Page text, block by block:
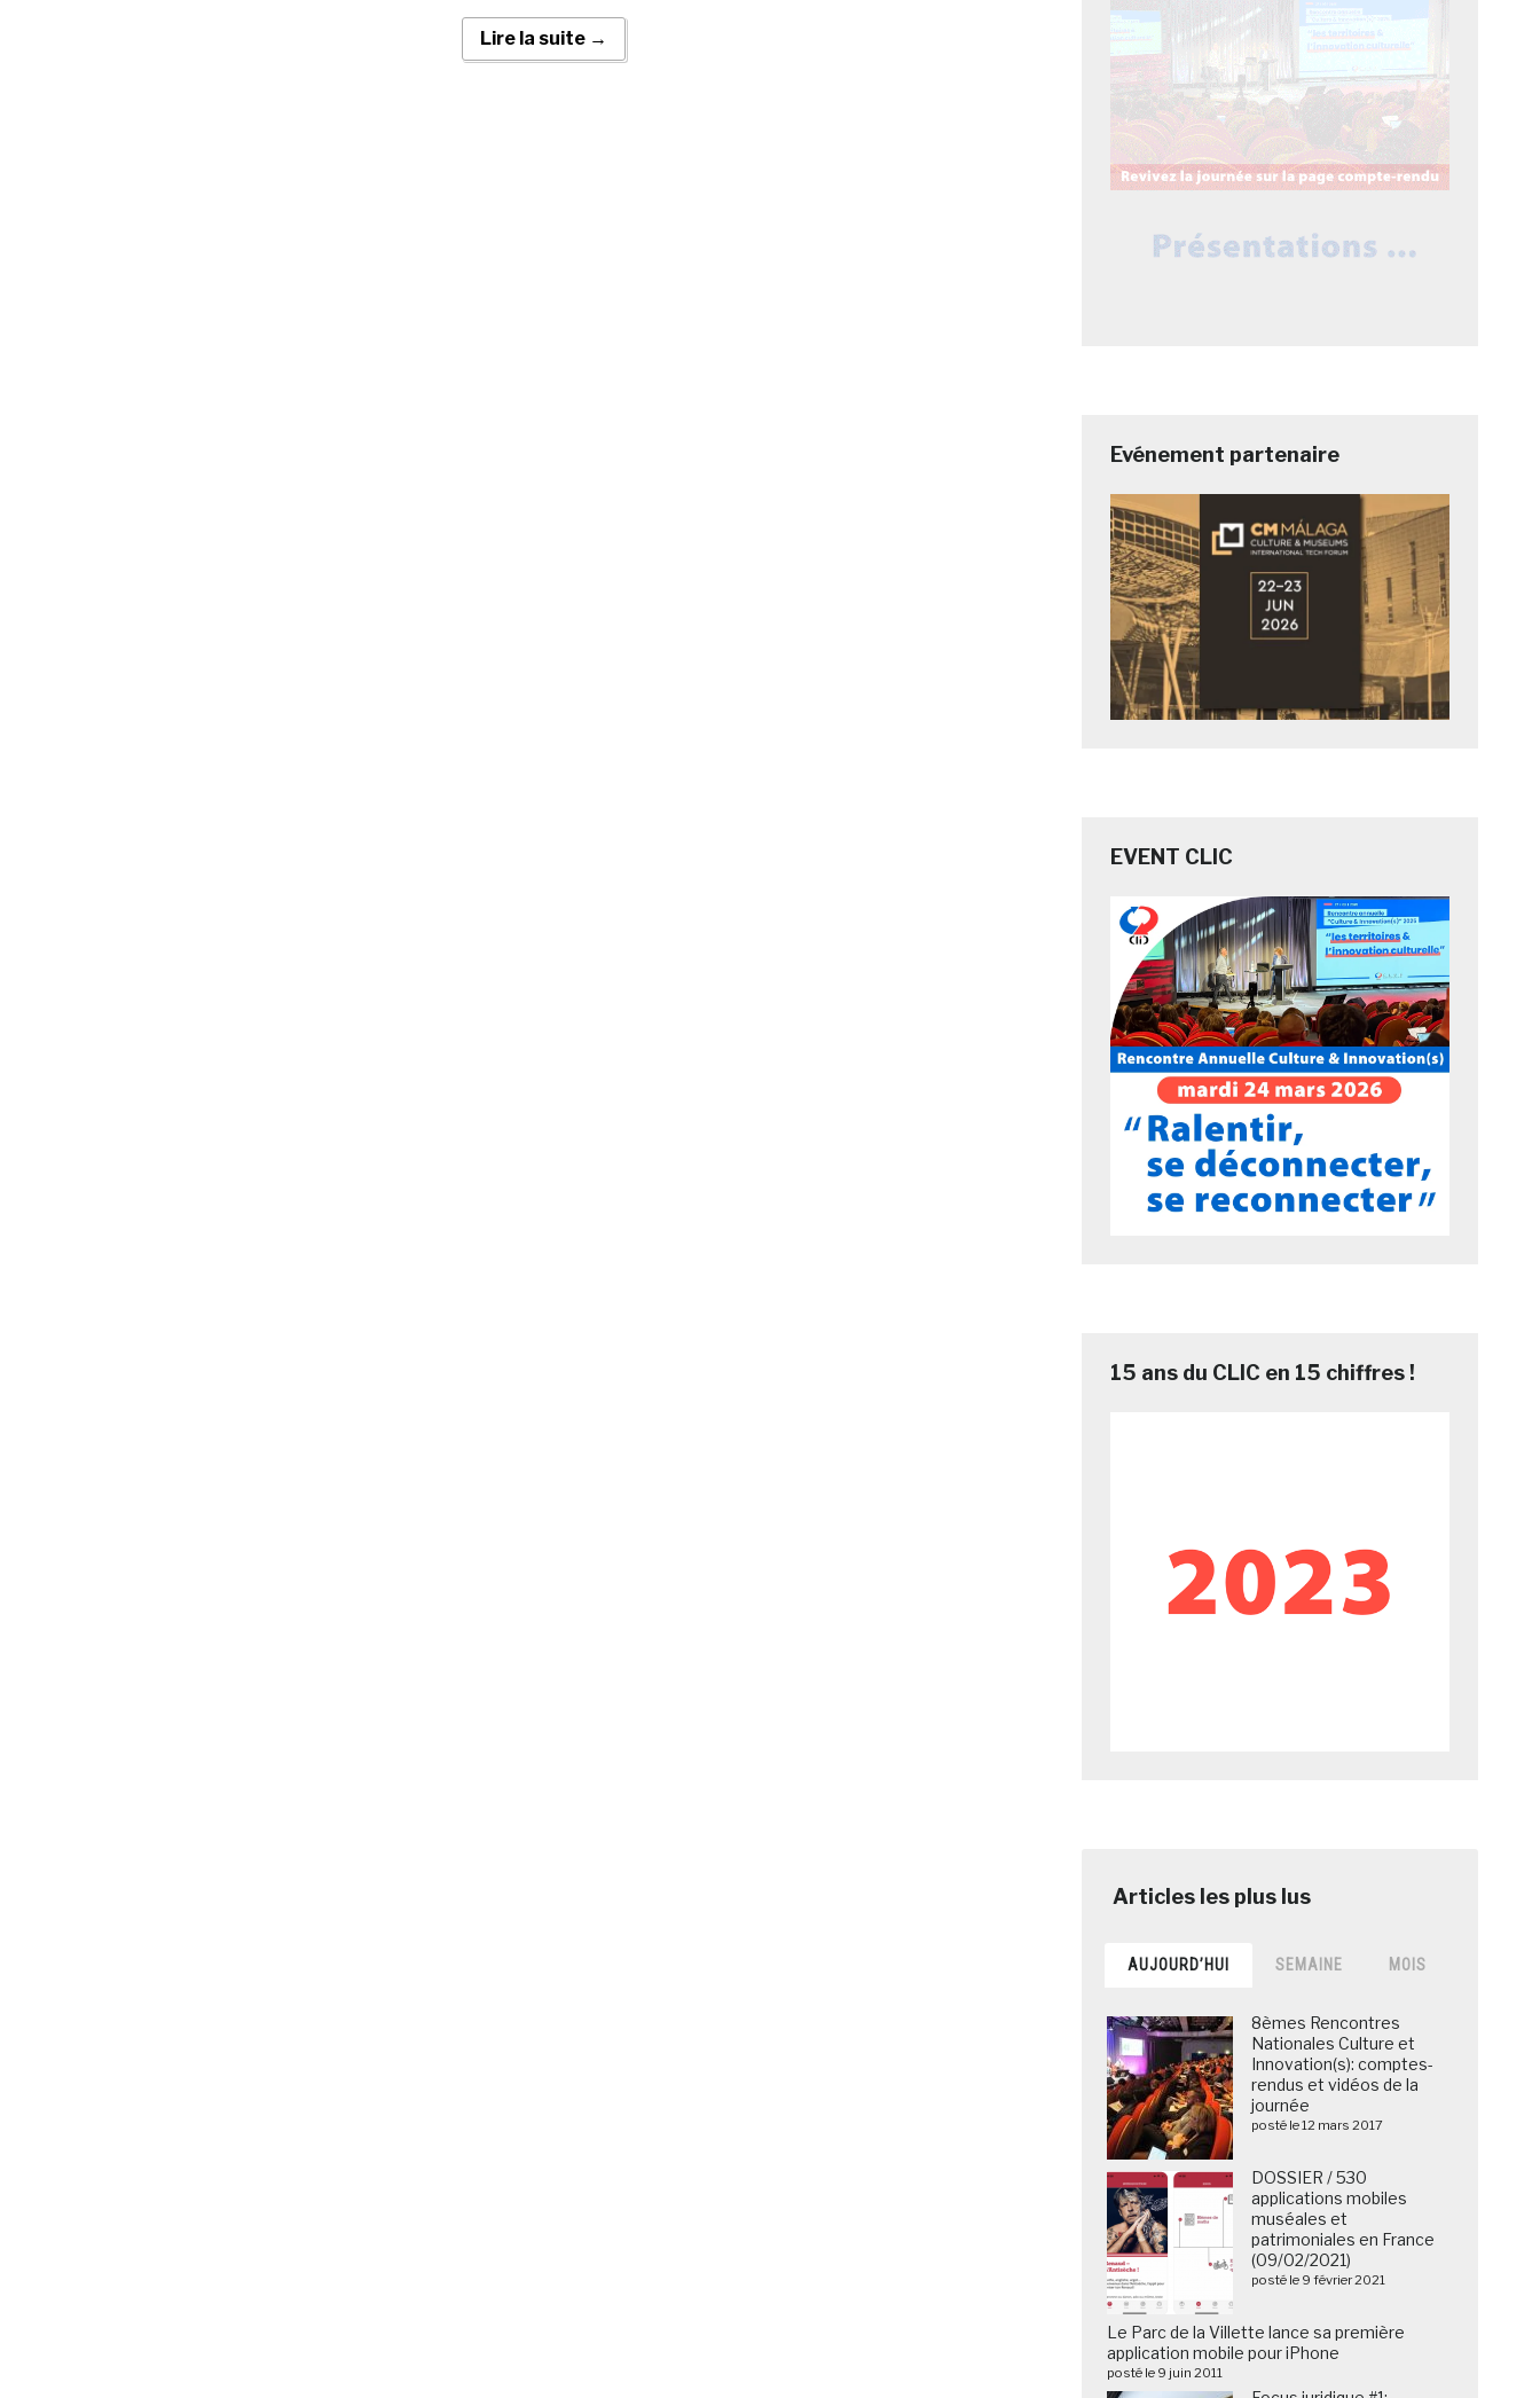
Lire la suite →
Evénement partenaire
EVENT CLIC
15 ans du CLIC en 15 chiffres !
AUJOURD’HUI SEMAINE MOIS
8èmes Rencontres
Nationales Culture et
Innovation(s): comptes-
rendus et vidéos de la
journée
posté le 12 mars 2017
DOSSIER / 530
applications mobiles
muséales et
patrimoniales en France
(09/02/2021)
posté le 9 février 2021
Le Parc de la Villette lance sa première
application mobile pour iPhone
posté le 9 juin 2011